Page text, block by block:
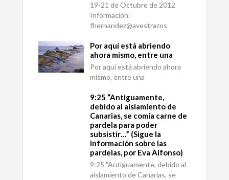
19-21 de Octubre de 2012
Información:
fhernandez@avestrazos
Por aquí está abriendo
ahora mismo, entre una
Por aquí está abriendo ahora
mismo, entre una
9:25 “Antiguamente,
debido al aislamiento de
Canarias, se comía carne de
pardela para poder
subsistir…” (Sigue la
información sobre las
pardelas, por Eva Alfonso)
9:25 "Antiguamente, debido al
aislamiento de Canarias, se